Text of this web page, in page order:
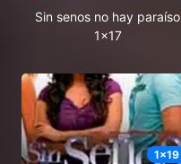
Sin senos no hay paraíso
1x17
1x19